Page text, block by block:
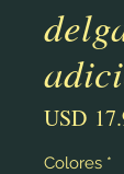
USD
Colores *